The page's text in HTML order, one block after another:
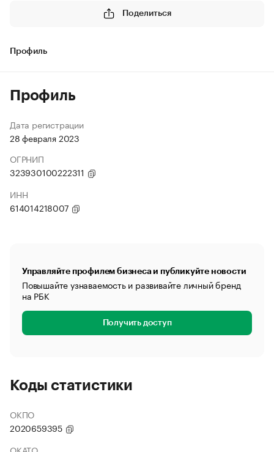
Поделиться
Профиль
Профиль
Дата регистрации
28 февраля 2023
ОГРНИП
323930100222311
ИНН
614014218007
Управляйте профилем бизнеса и публикуйте новости
Повышайте узнаваемость и развивайте личный бренд
на РБК
Получить доступ
Коды статистики
ОКПО
2020659395